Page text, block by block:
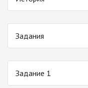
Задания
Задание 1